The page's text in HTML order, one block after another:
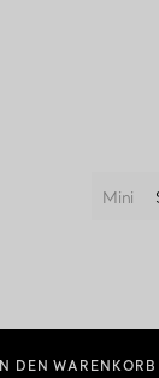
Mini
IN DEN WARENKORB